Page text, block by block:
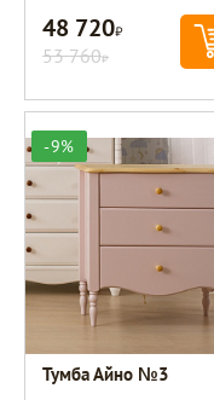
48 720Р
53 760Р
-9%
Тумба Айно №3